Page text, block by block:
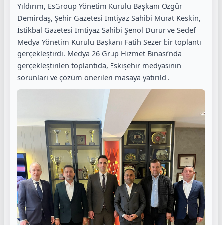
Yıldırım, EsGroup Yönetim Kurulu Başkanı Özgür
Demirdaş, Şehir Gazetesi İmtiyaz Sahibi Murat Keskin,
İstikbal Gazetesi İmtiyaz Sahibi Şenol Durur ve Sedef
Medya Yönetim Kurulu Başkanı Fatih Sezer bir toplantı
gerçekleştirdi. Medya 26 Grup Hizmet Binası’nda
gerçekleştirilen toplantıda, Eskişehir medyasının
sorunları ve çözüm önerileri masaya yatırıldı.